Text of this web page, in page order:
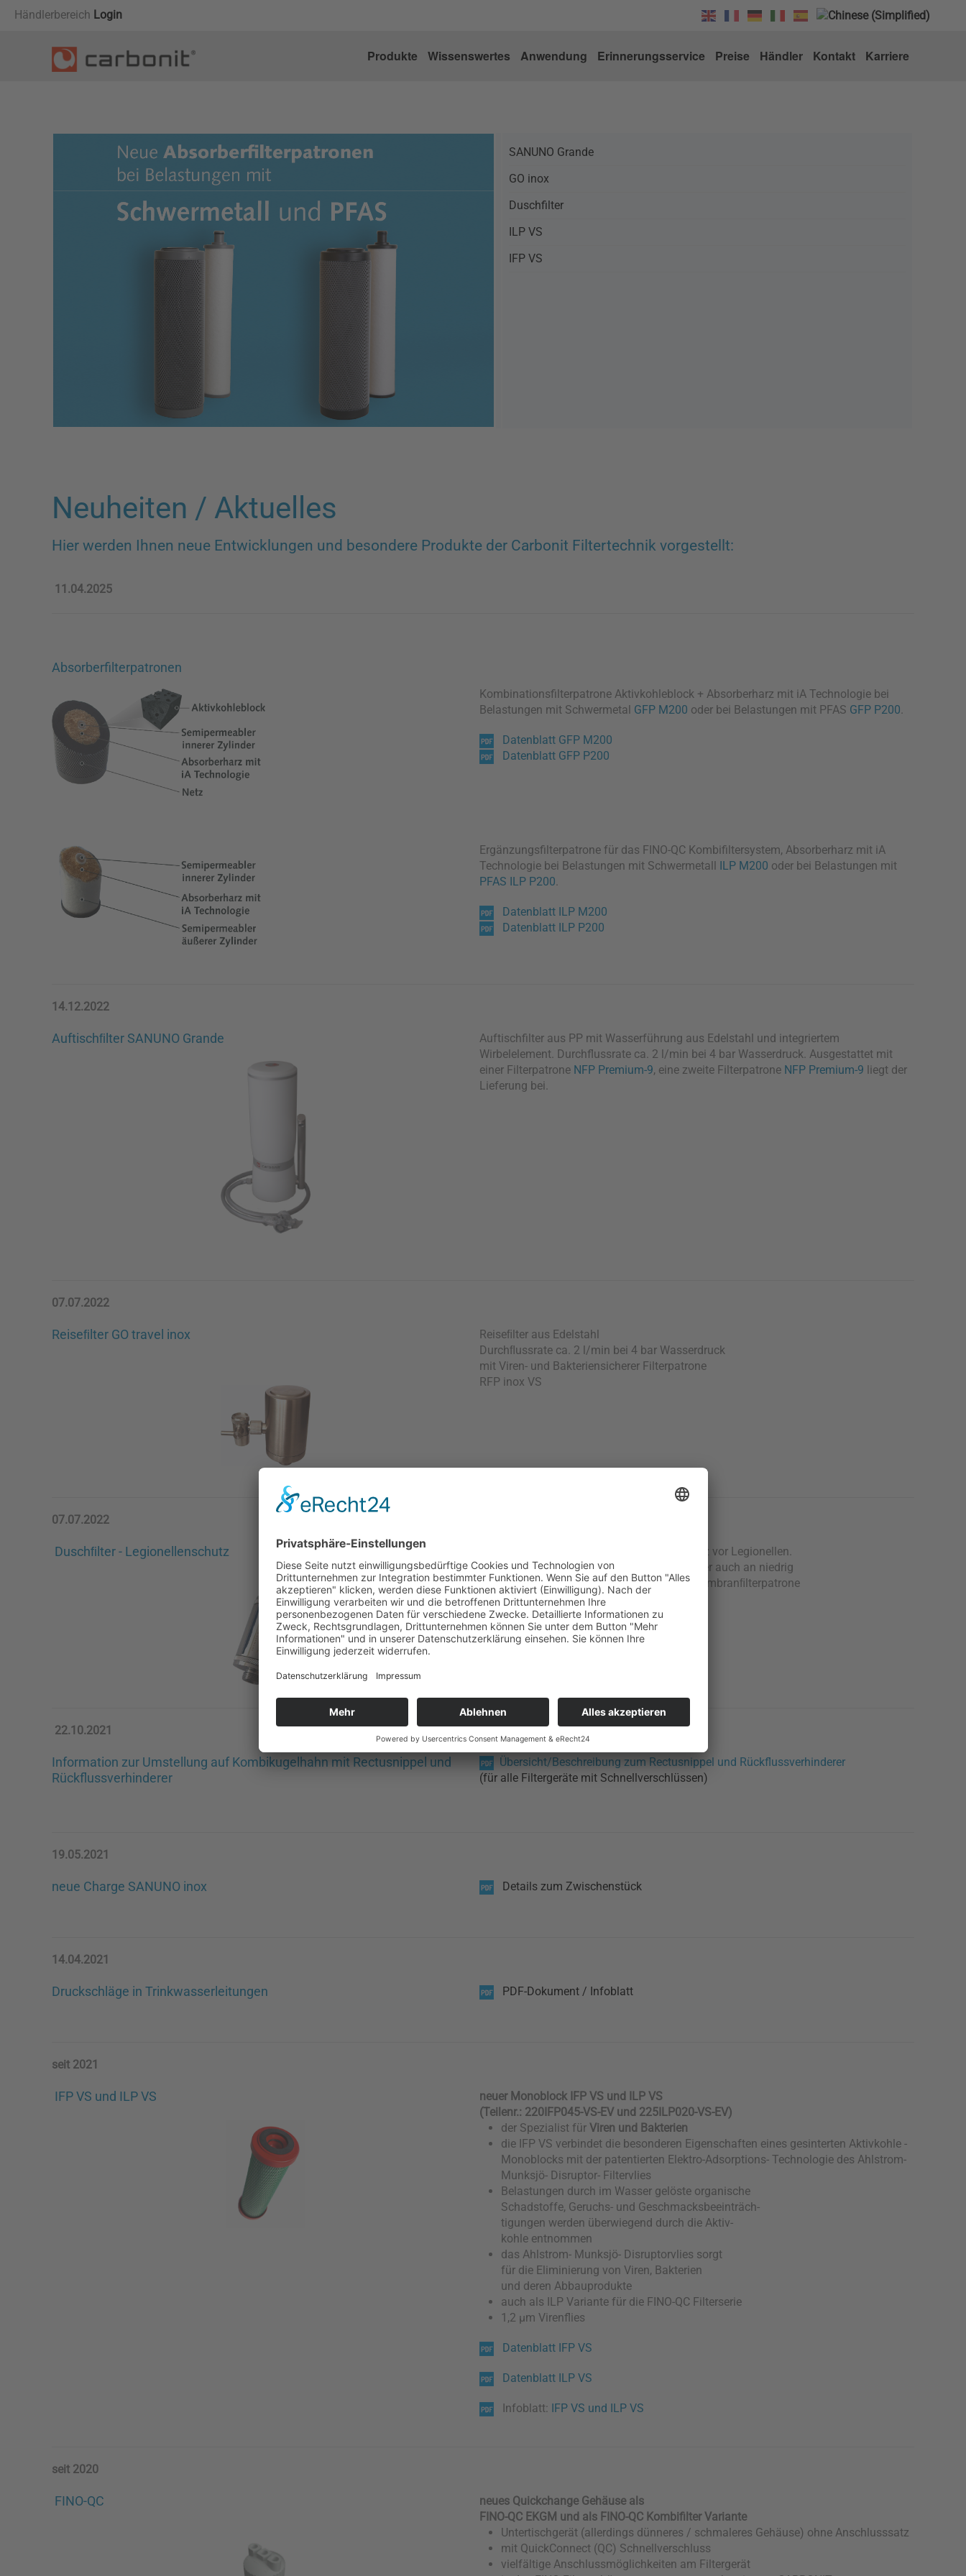
Händlerbereich Login
Produkte Wissenswertes Anwendung Erinnerungsservice Preise Händler Kontakt Karriere
SANUNO Grande
GO inox
Duschfilter
ILP VS
IFP VS
Neuheiten / Aktuelles
Hier werden Ihnen neue Entwicklungen und besondere Produkte der Carbonit Filtertechnik vorgestellt:
11.04.2025
Absorberfilterpatronen
Kombinationsfilterpatrone Aktivkohleblock + Absorberharz mit iA Technologie bei
Belastungen mit Schwermetal GFP M200 oder bei Belastungen mit PFAS GFP P200
Datenblatt GFP M200
Datenblatt GFP P200
Ergänzungsfilterpatrone für das FINO-QC Kombifiltersystem, Absorberharz mit iA
Technologie bei Belastungen mit Schwermetall ILP M200 oder bei Belastungen mit
PFAS ILP P200
Datenblatt ILP M200
Datenblatt ILP P200
14.12.2022
Auftischﬁlter SANUNO Grande
Auftischfilter aus PP mit Wasserführung aus Edelstahl und integriertem
Wirbelelement. Durchflussrate ca. 2 l/min bei 4 bar Wasserdruck. Ausgestattet mit
einer Filterpatrone NFP Premium-9, eine zweite Filterpatrone NFP Premium-9 liegt der
Lieferung bei.
07.07.2022
Reiseﬁlter GO travel inox
Reiseﬁlter aus Edelstahl
Durchﬂussrate ca. 2 l/min bei 4 bar Wasserdruck
mit Viren- und Bakteriensicherer Filterpatrone
RFP inox VS
07.07.2022
Duschﬁlter - Legionellenschutz
Besonders kompakter Duschﬁlter zum Schutz vor Legionellen.
Durch seine schlanke Bauform passt der Filter auch an niedrig
aufbauende Duscharmaturen. Enthaltene Membranﬁlterpatrone
245UF02-ET1
22.10.2021
Information zur Umstellung auf Kombikugelhahn mit Rectusnippel und
Rückflussverhinderer
Übersicht/Beschreibung zum Rectusnippel und Rückflussverhinderer
(für alle Filtergeräte mit Schnellverschlüssen)
19.05.2021
neue Charge SANUNO inox Details zum Zwischenstück
14.04.2021
Druckschläge in Trinkwasserleitungen PDF-Dokument / Infoblatt
seit 2021
IFP VS und ILP VS
neuer Monoblock IFP VS und ILP VS
(Teilenr.: 220IFP045-VS-EV und 225ILP020-VS-EV)
der Spezialist für Viren und Bakterien
die IFP VS verbindet die besonderen Eigenschaften eines gesinterten Aktivkohle -
Monoblocks mit der patentierten Elektro-Adsorptions- Technologie des Ahlstrom-
Munksjö- Disruptor- Filtervlies
Belastungen durch im Wasser gelöste organische
Schadstoffe, Geruchs- und Geschmacksbeeinträch-
tigungen werden überwiegend durch die Aktiv-
kohle entnommen
das Ahlstrom- Munksjö- Disruptorvlies sorgt
für die Eliminierung von Viren, Bakterien
und deren Abbauprodukte
auch als ILP Variante für die FINO-QC Filterserie
1,2 µm Virenflies
Datenblatt IFP VS
Datenblatt ILP VS
Infoblatt: IFP VS und ILP VS
seit 2020
FINO-QC
neues Quickchange Gehäuse als
FINO-QC EKGM und als FINO-QC Kombifilter Variante
Untertischgerät (allerdings dünneres / schmaleres Gehäuse) ohne Anschlusssatz
mit QuickConnect (QC) Schnellverschluss
vielfältige Anschlussmöglichkeiten am Filtergerät